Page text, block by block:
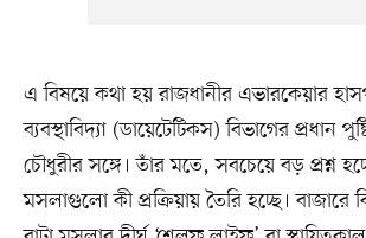
এ বিষয়ে কথা হয় রাজধানীর এভারকেয়ার
ব্যবস্থাবিদ্যা (ডায়েটেটিকস) বিভাগের প্রধান
চৌধুরীর সঙ্গে। তাঁর মতে, সবচেয়ে বড় প্রশ্ন
মসলাগুলো কী প্রক্রিয়ায় তৈরি হচ্ছে। বাজারে